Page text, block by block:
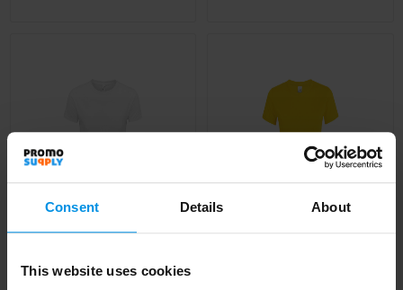
Consent Details About
This website uses cookies